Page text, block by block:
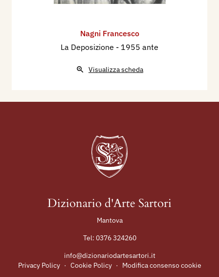
Nagni Francesco
La Deposizione - 1955 ante
Visualizza scheda
Dizionario d'Arte Sartori
Mantova
Tel: 0376 324260
info@dizionariodartesartori.it
Privacy Policy · Cookie Policy · Modifica consenso cookie